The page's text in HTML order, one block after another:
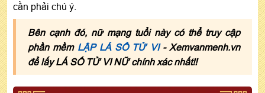
cần phải chú ý.
Bên cạnh đó, nữ mạng tuổi này có thể truy cập
phần mềm LẬP LÁ SỐ TỬ VI- Xemvanmenh.vn
để lấy LÁ SỐ TỬ VI NỮ chính xác nhất!!